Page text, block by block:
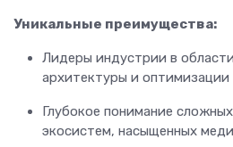
Уникальные преимущества:
Лидеры индустрии в
архитектуры и
Глубокое понимание
экосистем, насыщенных